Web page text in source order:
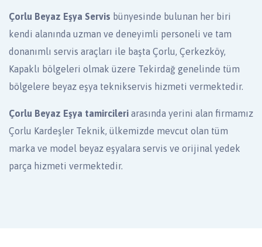
Çorlu Beyaz Eşya Servis bünyesinde bulunan her biri
kendi alanında uzman ve deneyimli personeli ve tam
donanımlı servis araçları ile başta Çorlu, Çerkezköy,
Kapaklı bölgeleri olmak üzere Tekirdağ genelinde tüm
bölgelere beyaz eşya teknikservis hizmeti vermektedir.
Çorlu Beyaz Eşya tamircileri arasında yerini alan firmamız
Çorlu Kardeşler Teknik, ülkemizde mevcut olan tüm
marka ve model beyaz eşyalara servis ve orijinal yedek
parça hizmeti vermektedir.